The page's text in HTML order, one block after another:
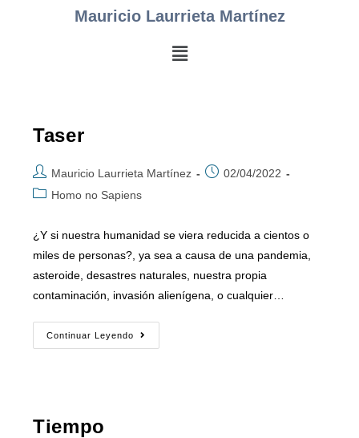
Mauricio Laurrieta Martínez
Taser
Mauricio Laurrieta Martínez
02/04/2022
Homo no Sapiens
¿Y si nuestra humanidad se viera reducida a cientos o
miles de personas?, ya sea a causa de una pandemia,
asteroide, desastres naturales, nuestra propia
contaminación, invasión alienígena, o cualquier…
Continuar Leyendo
Tiempo